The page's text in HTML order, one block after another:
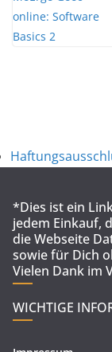
*Dies ist ein
jedem Einkauf,
die Webseite
sowie für Dich
Vielen Dank im
WICHTIGE